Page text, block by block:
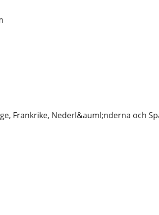
Frankrike, Nederl&auml;nderna och